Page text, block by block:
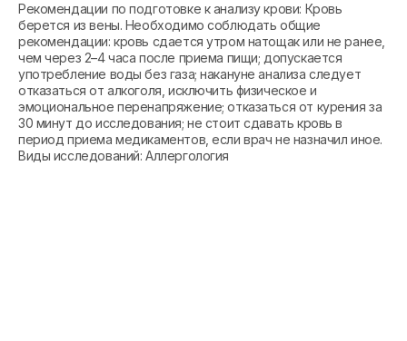
Рекомендации по подготовке к анализу крови: Кровь
берется из вены. Необходимо соблюдать общие
рекомендации: кровь сдается утром натощак или не ранее,
чем через 2–4 часа после приема пищи; допускается
употребление воды без газа; накануне анализа следует
отказаться от алкоголя, исключить физическое и
эмоциональное перенапряжение; отказаться от курения за
30 минут до исследования; не стоит сдавать кровь в
период приема медикаментов, если врач не назначил иное.
Виды исследований: Аллергология